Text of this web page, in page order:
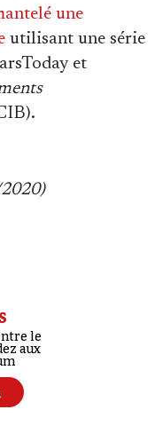
une
utilisant une série
et
le
aux